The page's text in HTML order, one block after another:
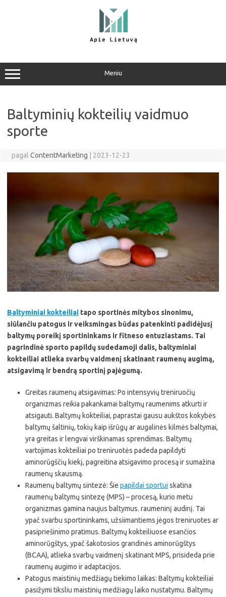
Meniu
Baltyminių kokteilių vaidmuo
sporte
pagal ContentMarketing 2023-12-23
Baltyminiai kokteiliai tapo sportinės mitybos sinonimu,
siūlančiu patogus ir veiksmingas būdas patenkinti padidėjusį
baltymų poreikį sportininkams ir fitneso entuziastams. Tai
pagrindinė sporto papildų sudedamoji dalis, baltyminiai
kokteiliai atlieka svarbų vaidmenį skatinant raumenų augimą,
atsigavimą ir bendrą sportinį pajėgumą.
Greitas raumenų atsigavimas: Po intensyvių treniruočių
organizmas reikia pakankamai baltymų raumenims atkurti ir
atsigauti. Baltymų kokteiliai, paprastai gausu aukštos kokybės
baltymų šaltinių, tokių kaip išrūgų ar augalinės kilmės baltymai,
yra greitas ir lengvai virškinamas sprendimas. Baltymų
vartojimas kokteiliai po treniruotės padeda papildyti
aminorūgščių kiekį, pagreitina atsigavimo procesą ir sumažina
raumenų skausmą.
Raumenų baltymų sintezė: Šie papildai sportui skatina
raumenų baltymų sintezę (MPS) – procesą, kurio metu
organizmas gamina naujus baltymus. raumeninį audinį. Tai
ypač svarbu sportininkams, užsiimantiems jėgos treniruotes ar
pasipriešinimo pratimus. Baltymų kokteiliuose esančios
aminorūgštys, ypač šakotosios grandinės aminorūgštys
(BCAA), atlieka svarbų vaidmenį skatinant MPS, prisideda prie
raumenų augimo ir adaptacijos.
Patogus maistinių medžiagų tiekimo laikas: Baltymų kokteiliai
pasižymi tiksliu maistinių medžiagų laiko nustatymu. Baltymų